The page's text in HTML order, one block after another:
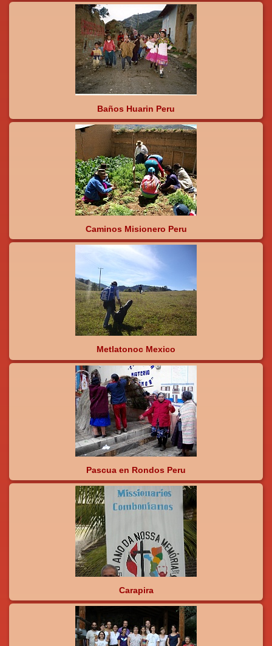
Baños Huarin Peru
Caminos Misionero Peru
Metlatonoc Mexico
Pascua en Rondos Peru
Carapira